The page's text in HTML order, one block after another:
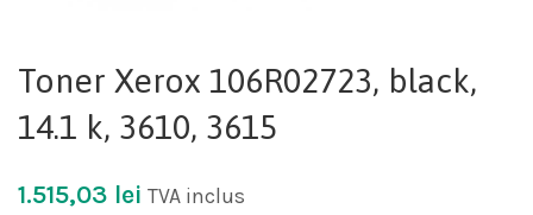
Toner Xerox 106R02723, black,
14.1 k, 3610, 3615
1.515,03 lei TVA inclus